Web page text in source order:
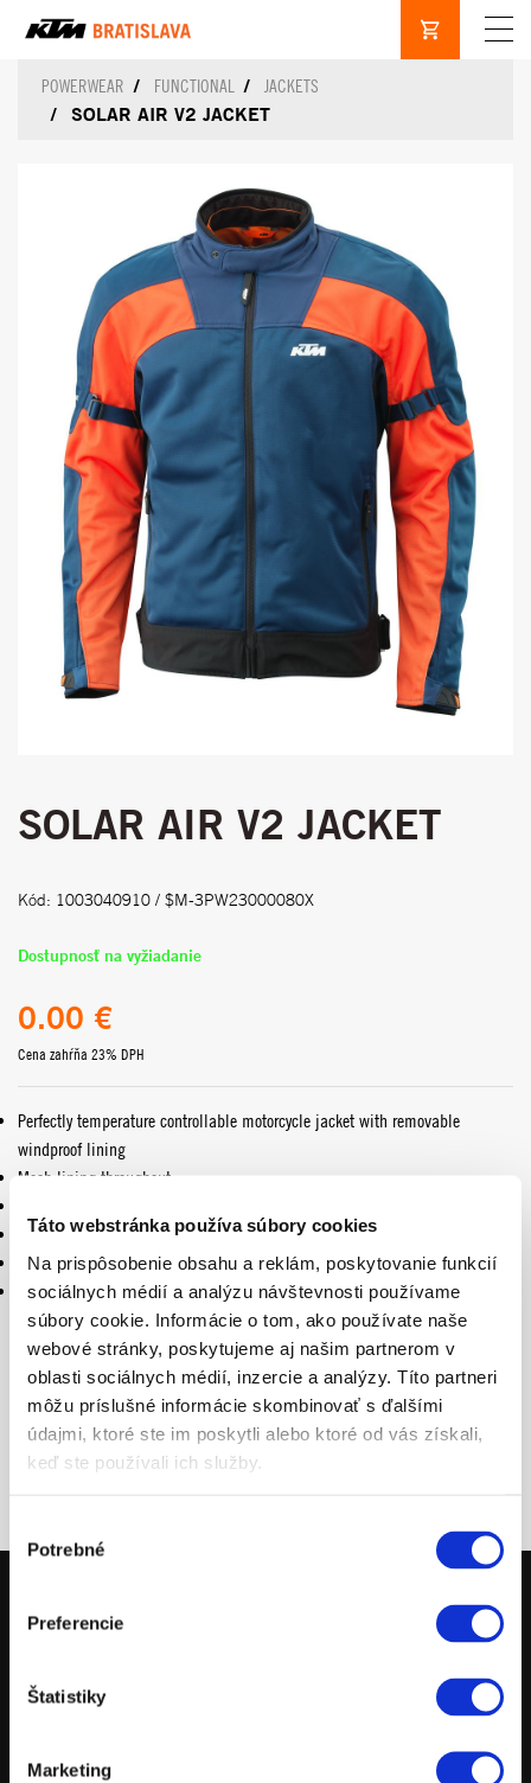
Táto webstránka používa súbory cookies
Na prispôsobenie obsahu a reklám, poskytovanie funkcií
sociálnych médií a analýzu návštevnosti používame
súbory cookie. Informácie o tom, ako používate naše
webové stránky, poskytujeme aj našim partnerom v
oblasti sociálnych médií, inzercie a analýzy. Títo partneri
môžu príslušné informácie skombinovať s ďalšími
údajmi, ktoré ste im poskytli alebo ktoré od vás získali,
keď ste používali ich služby.
súhlasu
Potrebné
Preferencie
Štatistiky
Marketing
POWERWEAR FUNCTIONAL JACKETS
SOLAR AIR V2 JACKET
SOLAR AIR V2 JACKET
Kód: 1003040910 / $M-3PW23000080X
Dostupnosť na vyžiadanie
0.00 €
Cena zahŕňa 23% DPH
Perfectly temperature controllable motorcycle jacket with removable
windproof lining
Mesh lining throughout
Straps for waistband and sleeve width adjustment
YKK zip fastener
74 % polyester / 22 % polyamide / 4 % elastane